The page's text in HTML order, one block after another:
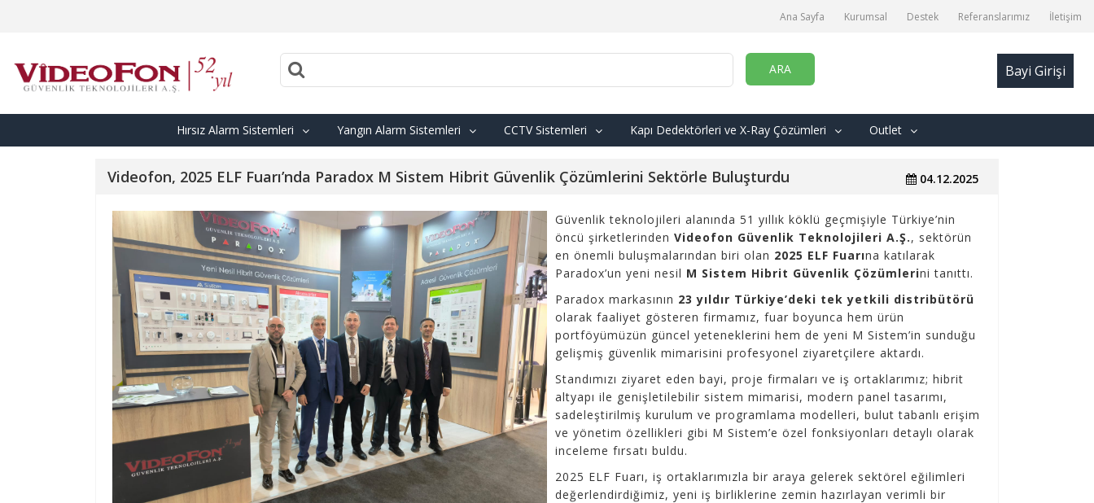
Ana Sayfa Kurumsal Destek Referanslarımız İletişim
ARA Bayi Girişi
Hırsız Alarm Sistemleri Yangın Alarm Sistemleri CCTV Sistemleri Kapı Dedektörleri ve X-Ray Çözümleri Outlet
Videofon, 2025 ELF Fuarı’nda Paradox M Sistem Hibrit Güvenlik Çözümlerini Sektörle Buluşturdu 04.12.2025
Güvenlik teknolojileri alanında 51 yıllık köklü geçmişiyle Türkiye’nin
öncü şirketlerinden Videofon Güvenlik Teknolojileri A.Ş., sektörün
en önemli buluşmalarından biri olan 2025 ELF Fuarına katılarak
Paradox’un yeni nesil M Sistem Hibrit Güvenlik Çözümlerini tanıttı.
Paradox markasının 23 yıldır Türkiye’deki tek yetkili distribütörü
olarak faaliyet gösteren firmamız, fuar boyunca hem ürün
portföyümüzün güncel yeteneklerini hem de yeni M Sistem’in sunduğu
gelişmiş güvenlik mimarisini profesyonel ziyaretçilere aktardı.
Standımızı ziyaret eden bayi, proje firmaları ve iş ortaklarımız; hibrit
altyapı ile genişletilebilir sistem mimarisi, modern panel tasarımı,
sadeleştirilmiş kurulum ve programlama modelleri, bulut tabanlı erişim
ve yönetim özellikleri gibi M Sistem’e özel fonksiyonları detaylı olarak
inceleme fırsatı buldu.
2025 ELF Fuarı, iş ortaklarımızla bir araya gelerek sektörel eğilimleri
değerlendirdiğimiz, yeni iş birliklerine zemin hazırlayan verimli bir